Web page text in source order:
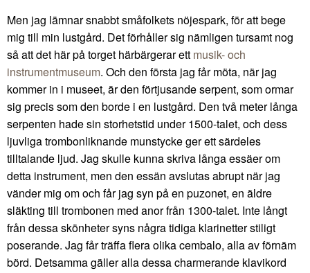
Men jag lämnar snabbt småfolkets nöjespark, för att bege
mig till min lustgård. Det förhåller sig nämligen tursamt nog
så att det här på torget härbärgerar ett musik- och
instrumentmuseum. Och den första jag får möta, när jag
kommer in i museet, är den förtjusande serpent, som ormar
sig precis som den borde i en lustgård. Den två meter långa
serpenten hade sin storhetstid under 1500-talet, och dess
ljuvliga trombonliknande munstycke ger ett särdeles
tilltalande ljud. Jag skulle kunna skriva långa essäer om
detta instrument, men den essän avslutas abrupt när jag
vänder mig om och får jag syn på en puzonet, en äldre
släkting till trombonen med anor från 1300-talet. Inte långt
från dessa skönheter syns några tidiga klarinetter stiligt
poserande. Jag får träffa flera olika cembalo, alla av förnäm
börd. Detsamma gäller alla dessa charmerande klavikord